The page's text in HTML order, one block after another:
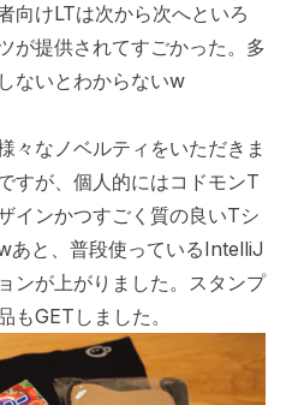
向けLTは次から次へといろ
が提供されてすごかった。多
ないとわからないw
々なノベルティをいただきま
すが、個人的にはコドモンT
インかつすごく質の良いTシ
あと、普段使っているIntelliJ
ンが上がりました。スタンプ
もGETしました。